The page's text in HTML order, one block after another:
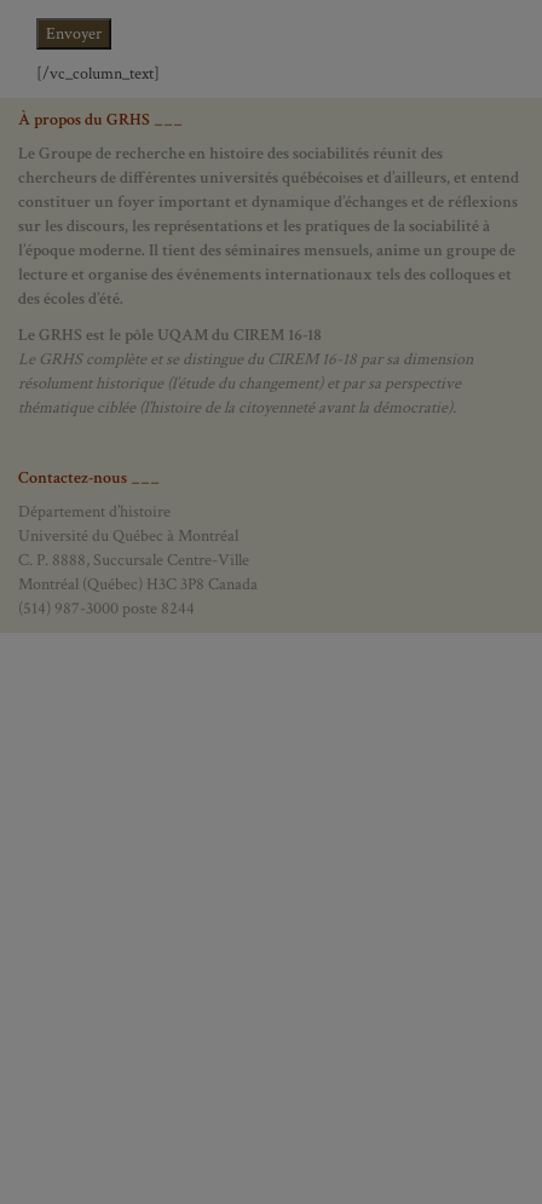
[/vc_column_text]
À propos du GRHS ___
Le Groupe de recherche en histoire des sociabilités réunit des
chercheurs de différentes universités québécoises et d’ailleurs, et entend
constituer un foyer important et dynamique d’échanges et de réflexions
sur les discours, les représentations et les pratiques de la sociabilité à
l’époque moderne. Il tient des séminaires mensuels, anime un groupe de
lecture et organise des événements internationaux tels des colloques et
des écoles d’été.
Le GRHS est le pôle UQAM du CIREM 16-18
Le GRHS complète et se distingue du CIREM 16-18 par sa dimension
résolument historique (l’étude du changement) et par sa perspective
thématique ciblée (l’histoire de la citoyenneté avant la démocratie).
Contactez-nous ___
Département d’histoire
Université du Québec à Montréal
C. P. 8888, Succursale Centre-Ville
Montréal (Québec) H3C 3P8 Canada
(514) 987-3000 poste 8244